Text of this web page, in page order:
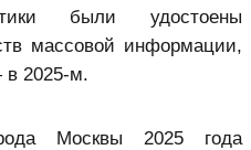
были удостоены
массовой информации,
в 2025-м.
Москвы 2025 года